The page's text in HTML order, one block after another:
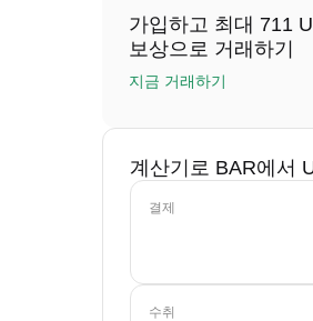
가입하고 최대 711
보상으로 거래하기
지금 거래하기
계산기로 BAR에서
결제
수취